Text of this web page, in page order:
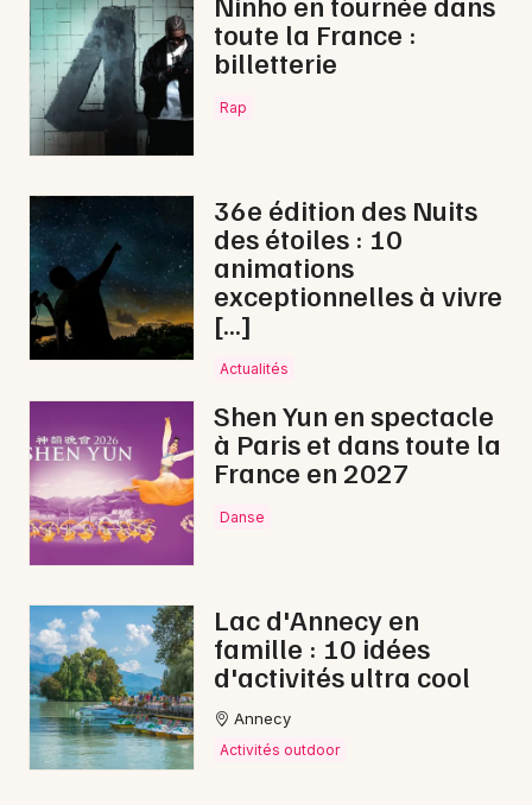
toute la France :
billetterie
Rap
36e édition des Nuits
des étoiles : 10
animations
exceptionnelles à vivre
[…]
Actualités
Shen Yun en spectacle
à Paris et dans toute la
France en 2027
Danse
Lac d'Annecy en
famille : 10 idées
d'activités ultra cool
Annecy
Activités outdoor